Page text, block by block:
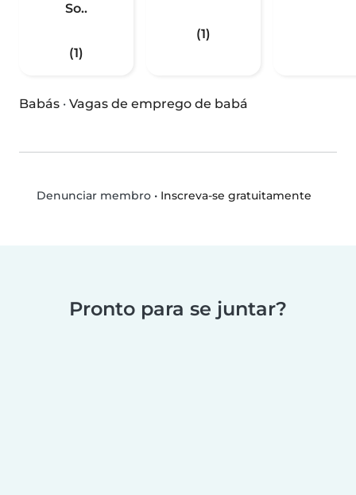
So..
(1)
(1)
Babás · Vagas de emprego de babá
Denunciar membro• Inscreva-se gratuitamente
Pronto para se juntar?